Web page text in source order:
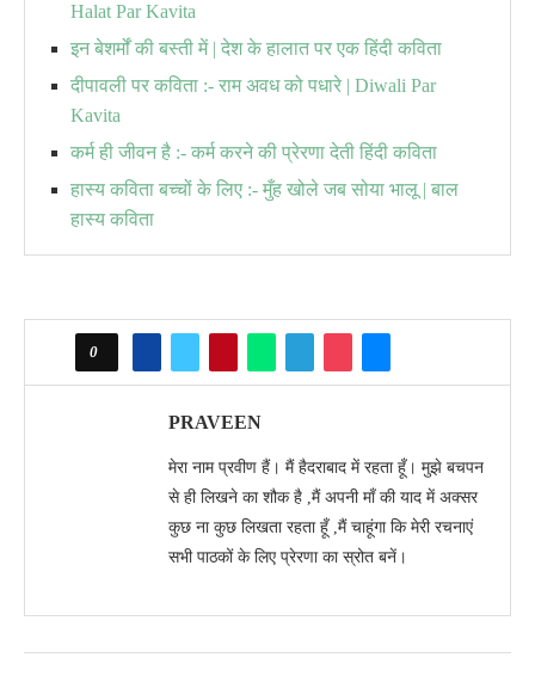
Halat Par Kavita
इन बेशर्मों की बस्ती में | देश के हालात पर एक हिंदी कविता
दीपावली पर कविता :- राम अवध को पधारे | Diwali Par
Kavita
कर्म ही जीवन है :- कर्म करने की प्रेरणा देती हिंदी कविता
हास्य कविता बच्चों के लिए :- मुँह खोले जब सोया भालू | बाल
हास्य कविता
0
PRAVEEN
मेरा नाम प्रवीण हैं। मैं हैदराबाद में रहता हूँ। मुझे बचपन
से ही लिखने का शौक है ,मैं अपनी माँ की याद में अक्सर
कुछ ना कुछ लिखता रहता हूँ ,मैं चाहूंगा कि मेरी रचनाएं
सभी पाठकों के लिए प्रेरणा का स्रोत बनें।